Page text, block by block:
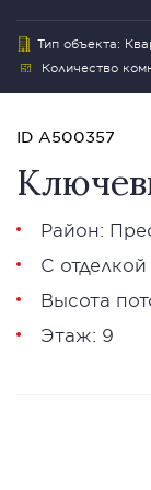
Тип объекта:
Количество
ID A500357
Район:
С отделкой
Высота
Этаж: 9